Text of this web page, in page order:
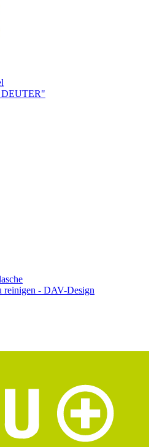
DEUTER"
reinigen - DAV-Design